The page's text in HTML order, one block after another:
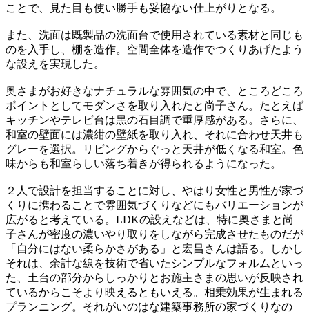
ことで、見た目も使い勝手も妥協ない仕上がりとなる。
また、洗面は既製品の洗面台で使用されている素材と同じも
のを入手し、棚を造作。空間全体を造作でつくりあげたよう
な設えを実現した。
奥さまがお好きなナチュラルな雰囲気の中で、ところどころ
ポイントとしてモダンさを取り入れたと尚子さん。たとえば
キッチンやテレビ台は黒の石目調で重厚感がある。さらに、
和室の壁面には濃紺の壁紙を取り入れ、それに合わせ天井も
グレーを選択。リビングからぐっと天井が低くなる和室。色
味からも和室らしい落ち着きが得られるようになった。
２人で設計を担当することに対し、やはり女性と男性が家づ
くりに携わることで雰囲気づくりなどにもバリエーションが
広がると考えている。LDKの設えなどは、特に奥さまと尚
子さんが密度の濃いやり取りをしながら完成させたものだが
「自分にはない柔らかさがある」と宏昌さんは語る。しかし
それは、余計な線を技術で省いたシンプルなフォルムといっ
た、土台の部分からしっかりとお施主さまの思いが反映され
ているからこそより映えるともいえる。相乗効果が生まれる
プランニング。それがいのはな建築事務所の家づくりなの